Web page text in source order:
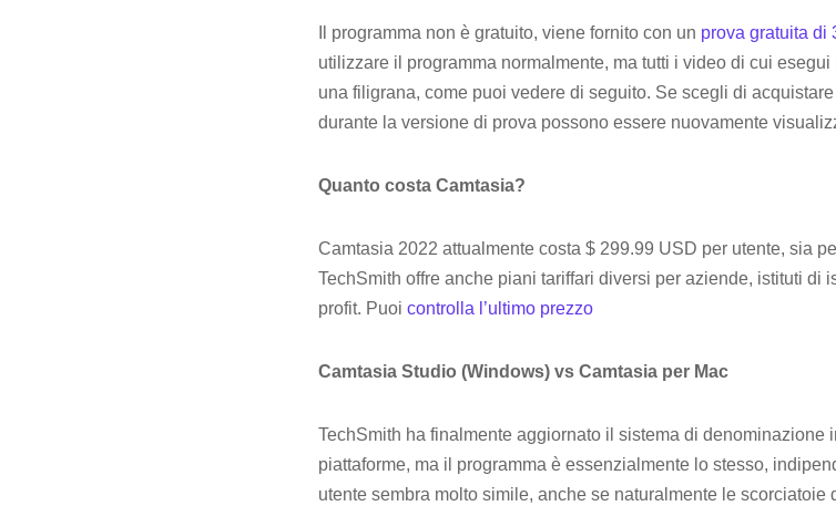
Il programma non è gratuito, viene fornito con un prova gratuita di
utilizzare il programma normalmente, ma tutti i video di cui
una filigrana, come puoi vedere di seguito. Se scegli di
durante la versione di prova possono essere nuovamente
Quanto costa Camtasia?
Camtasia 2022 attualmente costa $ 299.99 USD per utente, sia
TechSmith offre anche piani tariffari diversi per aziende, istituti di
profit. Puoi controlla l’ultimo prezzo
Camtasia Studio (Windows) vs Camtasia per Mac
TechSmith ha finalmente aggiornato il sistema di denominazione
piattaforme, ma il programma è essenzialmente lo stesso,
utente sembra molto simile, anche se naturalmente le scorciatoie